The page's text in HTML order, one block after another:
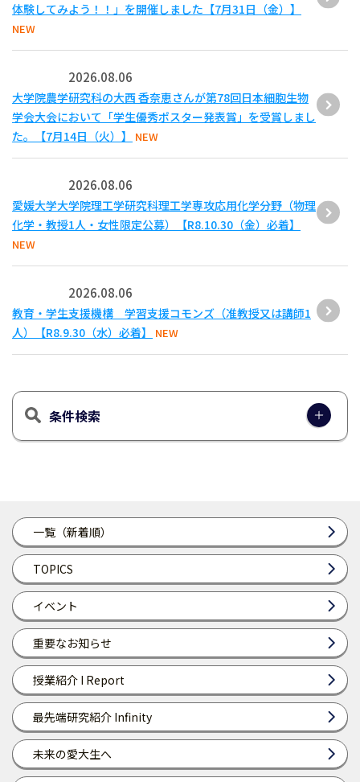
一覧（新着順）
TOPICS
イベント
重要なお知らせ
授業紹介 I Report
最先端研究紹介 Infinity
未来の愛大生へ
体験してみよう！！」を開催しました【7月31日（金）】
NEW
2026.08.06
大学院農学研究科の大西 香奈恵さんが第78回日本細胞生物
学会大会において「学生優秀ポスター発表賞」を受賞しまし
た。【7月14日（火）】
NEW
2026.08.06
愛媛大学大学院理工学研究科理工学専攻応用化学分野（物理
化学・教授1人・女性限定公募）【R8.10.30（金）必着】
NEW
2026.08.06
教育・学生支援機構 学習支援コモンズ（准教授又は講師1
人）【R8.9.30（水）必着】
NEW
条件検索